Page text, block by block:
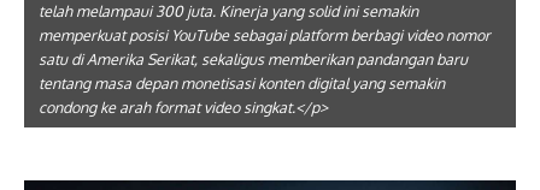
telah melampaui 300 juta. Kinerja yang solid ini semakin
memperkuat posisi YouTube sebagai platform berbagi video nomor
satu di Amerika Serikat, sekaligus memberikan pandangan baru
tentang masa depan monetisasi konten digital yang semakin
condong ke arah format video singkat.</p>